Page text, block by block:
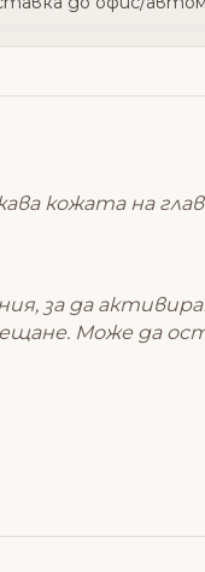
кожата на
за да
Може да